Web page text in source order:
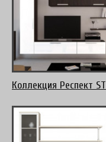
Коллекция Респект ST